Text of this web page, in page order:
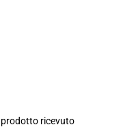
prodotto ricevuto